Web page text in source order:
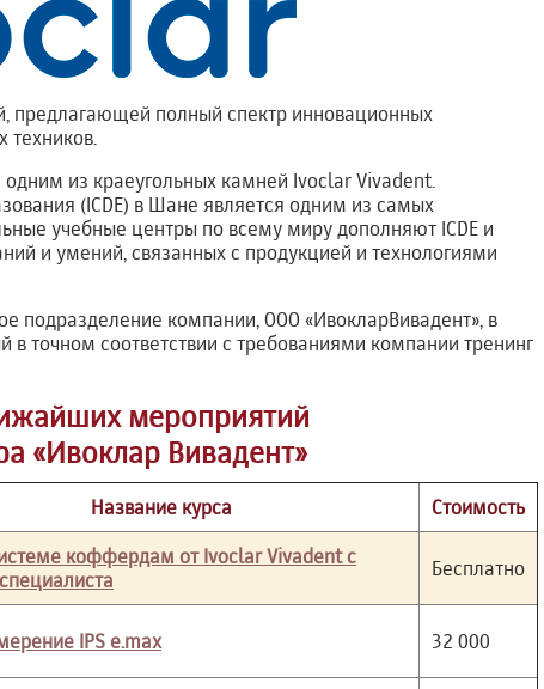
предлагающей полный спектр инновационных
техников.
из краеугольных камней Ivoclar Vivadent.
(ICDE) в Шане является одним из самых
учебные центры по всему миру дополняют ICDE и
и умений, связанных с продукцией и технологиями
подразделение компании, ООО «ИвокларВивадент», в
в точном соответствии с требованиями компании тренинг
мероприятий
«Ивоклар Вивадент»
Название курса Стоимость
коффердам от Ivoclar Vivadent с
Бесплатно
IPS e.max 32 000